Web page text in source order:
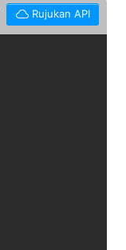
Rujukan API